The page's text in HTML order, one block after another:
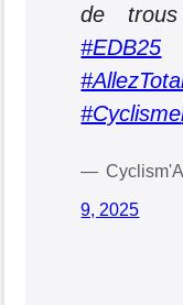
de
#EDB25
#Cyclisme
—
9, 2025